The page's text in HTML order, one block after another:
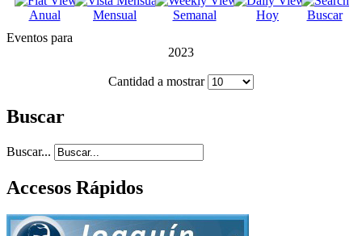
Anual Mensual Semanal Hoy
Buscar
Eventos para
2023
Cantidad a mostrar
Buscar
Buscar...
Accesos Rápidos